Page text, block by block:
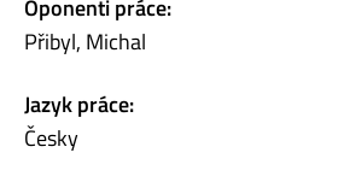
Oponenti práce:
Přibyl, Michal
Jazyk práce:
Česky